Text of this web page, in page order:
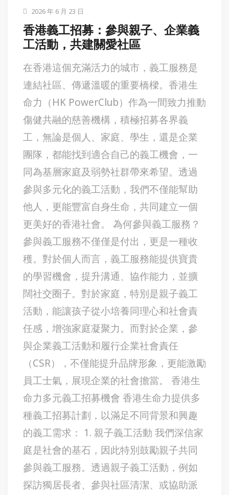
2026 年 6 月 23 日
香港義工招募：參與親子、企業義
工活動，共建關愛社區
在香港這個充滿活力的城市，義工服務是
連結社區、傳遞溫暖的重要橋樑。香港生
命力（HK PowerClub）作為一間致力推動
傷健共融的慈善機構，積極招募各界義
工，無論是個人、家庭、學生，還是企業
團隊，都能找到適合自己的義工機會，一
同為基層家庭及弱勢社群帶來希望。透過
參與多元化的義工活動，我們不僅能幫助
他人，更能豐富自身生命，共同建立一個
更美好的香港社會。 為何參與義工服務？
參與義工服務不僅僅是付出，更是一種收
穫。對於個人而言，義工服務能提供寶貴
的學習機會，提升溝通、協作能力，並擴
闊社交圈子。對於家庭，特別是親子義工
活動，能讓孩子從小培養同理心和社會責
任感，增強家庭凝聚力。而對於企業，參
與企業義工活動和履行企業社會責任
（CSR），不僅能提升品牌形象，更能激勵
員工士氣，展現企業的社會擔當。 香港生
命力多元義工招募機會 香港生命力提供多
種義工招募計劃，以滿足不同背景和興趣
的義工需求： 1. 親子義工活動 我們深信家
庭是社會的基石，因此特別鼓勵親子共同
參與義工服務。透過親子義工活動，例如
探訪獨居長者、參與社區清潔、或協助派